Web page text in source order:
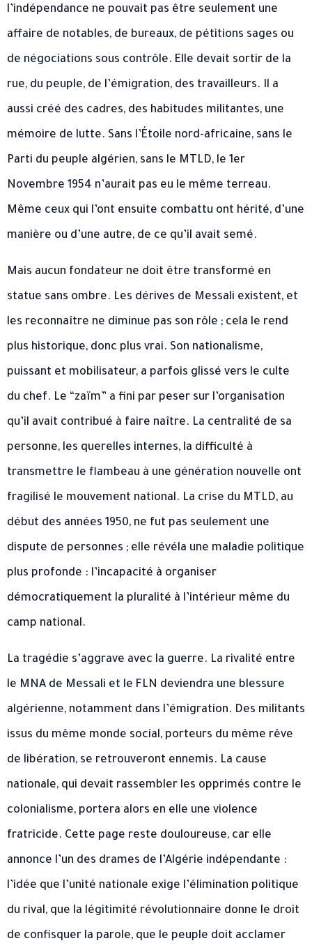
l’indépendance ne pouvait pas être seulement une
affaire de notables, de bureaux, de pétitions sages ou
de négociations sous contrôle. Elle devait sortir de la
rue, du peuple, de l’émigration, des travailleurs. Il a
aussi créé des cadres, des habitudes militantes, une
mémoire de lutte. Sans l’Étoile nord-africaine, sans le
Parti du peuple algérien, sans le MTLD, le 1er
Novembre 1954 n’aurait pas eu le même terreau.
Même ceux qui l’ont ensuite combattu ont hérité, d’une
manière ou d’une autre, de ce qu’il avait semé.
Mais aucun fondateur ne doit être transformé en
statue sans ombre. Les dérives de Messali existent, et
les reconnaître ne diminue pas son rôle ; cela le rend
plus historique, donc plus vrai. Son nationalisme,
puissant et mobilisateur, a parfois glissé vers le culte
du chef. Le “zaïm” a fini par peser sur l’organisation
qu’il avait contribué à faire naître. La centralité de sa
personne, les querelles internes, la difficulté à
transmettre le flambeau à une génération nouvelle ont
fragilisé le mouvement national. La crise du MTLD, au
début des années 1950, ne fut pas seulement une
dispute de personnes ; elle révéla une maladie politique
plus profonde : l’incapacité à organiser
démocratiquement la pluralité à l’intérieur même du
camp national.
La tragédie s’aggrave avec la guerre. La rivalité entre
le MNA de Messali et le FLN deviendra une blessure
algérienne, notamment dans l’émigration. Des militants
issus du même monde social, porteurs du même rêve
de libération, se retrouveront ennemis. La cause
nationale, qui devait rassembler les opprimés contre le
colonialisme, portera alors en elle une violence
fratricide. Cette page reste douloureuse, car elle
annonce l’un des drames de l’Algérie indépendante :
l’idée que l’unité nationale exige l’élimination politique
du rival, que la légitimité révolutionnaire donne le droit
de confisquer la parole, que le peuple doit acclamer